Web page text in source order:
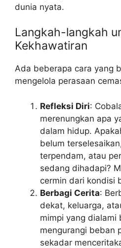
dunia nyata.
Langkah-langkah
Kekhawatiran
Ada beberapa cara yang
mengelola perasaan
Refleksi Diri:
merenungkan apa
dalam hidup.
belum
terpendam, atau
sedang dihadapi?
cermin dari kondisi
Berbagi Cerita:
dekat, keluarga,
mimpi yang dialami
mengurangi beban
sekadar